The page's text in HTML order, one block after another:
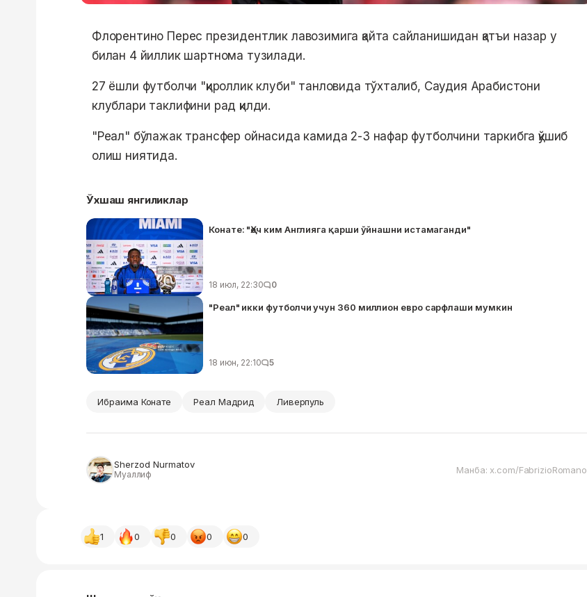
Флорентино Перес президентлик лавозимига қайта сайланишидан қатъи назар у
билан 4 йиллик шартнома тузилади.
27 ёшли футболчи "қироллик клуби" танловида тўхталиб, Саудия Арабистони
клублари таклифини рад қилди.
"Реал" бўлажак трансфер ойнасида камида 2-3 нафар футболчини таркибга қўшиб
олиш ниятида.
Ўхшаш янгиликлар
Конате: "Ҳеч ким Англияга қарши ўйнашни истамаганди"
18 июл, 22:30 0
"Реал" икки футболчи учун 360 миллион евро сарфлаши мумкин
18 июн, 22:10 5
Ибраима Конате Реал Мадрид Ливерпуль
Sherzod Nurmatov
Муаллиф Манба: x.com/FabrizioRomano
1 0 0 0 0